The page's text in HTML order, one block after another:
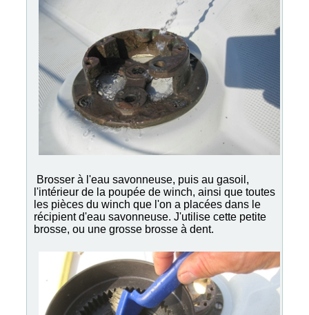
Brosser à l'eau savonneuse, puis au gasoil,
l'intérieur de la poupée de winch, ainsi que toutes
les pièces du winch que l'on a placées dans le
récipient d'eau savonneuse. J'utilise cette petite
brosse, ou une grosse brosse à dent.